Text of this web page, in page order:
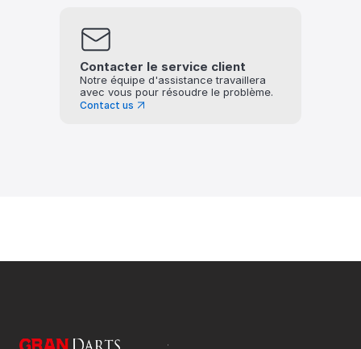
Contacter le service client
Notre équipe d'assistance travaillera
avec vous pour résoudre le problème.
Contact us